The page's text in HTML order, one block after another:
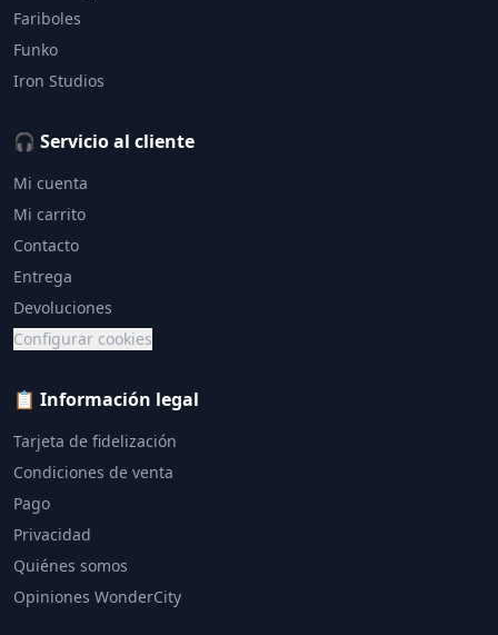
Fariboles
Funko
Iron Studios
🎧 Servicio al cliente
Mi cuenta
Mi carrito
Contacto
Entrega
Devoluciones
Configurar cookies
📋 Información legal
Tarjeta de fidelización
Condiciones de venta
Pago
Privacidad
Quiénes somos
Opiniones WonderCity